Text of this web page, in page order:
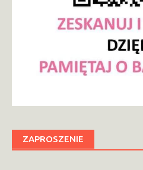
ZAPROSZENIE